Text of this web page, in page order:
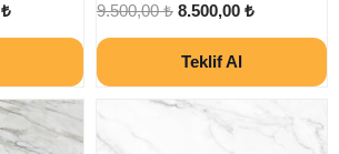
₺ 9.500,00₺ 8.500,00 ₺
Teklif Al